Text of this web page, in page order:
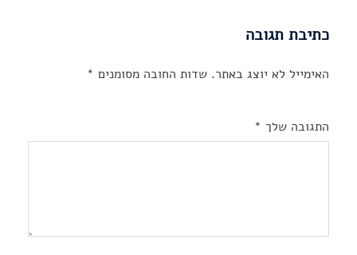
כתיבת תגובה
האימייל לא יוצג באתר. שדות החובה מסומנים *
התגובה שלך *